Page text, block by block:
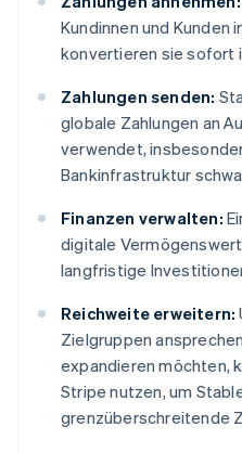
Kundinnen und Kunden
konvertieren sie sofort
Zahlungen senden:
globale Zahlungen an
verwendet,
Bankinfrastruktur
Finanzen verwalten:
digitale
langfristige
Reichweite erweitern:
Zielgruppen
expandieren möchten,
Stripe nutzen, um
grenzüberschreitende